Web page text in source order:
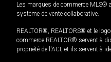
Les marques de commerce MLS®
système de vente collaborative.
REALTOR®, REALTORS® et le
commerce REALTOR® servent à
propriété de l'ACI, et ils servent à